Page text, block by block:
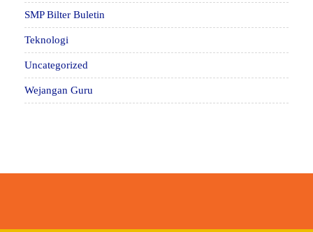
SMP Bilter Buletin
Teknologi
Uncategorized
Wejangan Guru